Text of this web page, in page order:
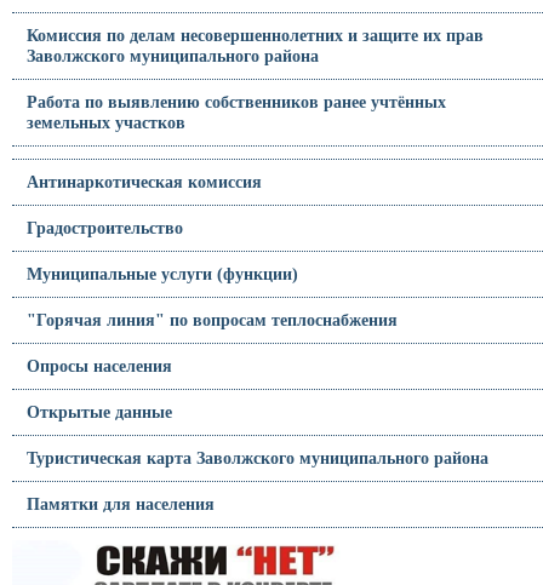
Комиссия по делам несовершеннолетних и защите их прав
Заволжского муниципального района
Работа по выявлению собственников ранее учтённых
земельных участков
Антинаркотическая комиссия
Градостроительство
Муниципальные услуги (функции)
"Горячая линия" по вопросам теплоснабжения
Опросы населения
Открытые данные
Туристическая карта Заволжского муниципального района
Памятки для населения